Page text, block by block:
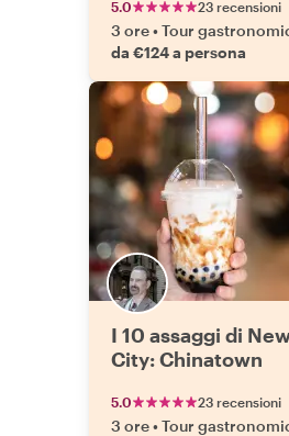
5.0 23 recensioni
3 ore•Tour
da €124 a persona
I 10 assaggi di
City: Chinatown
5.0 23 recensioni
3 ore•Tour